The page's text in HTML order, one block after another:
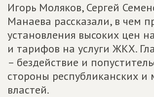
Игорь Моляков, Сергей
Манаева рассказали, в чем
установления высоких цен
и тарифов на услуги ЖКХ.
– бездействие и
стороны республиканских и
властей.